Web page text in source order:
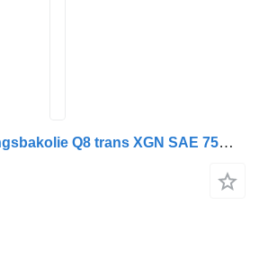
Diversen Versnellingsbakolie Q8 trans XGN SAE 75W90 20L